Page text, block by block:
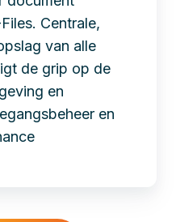
Centrale,
van alle
de grip op de
en
en